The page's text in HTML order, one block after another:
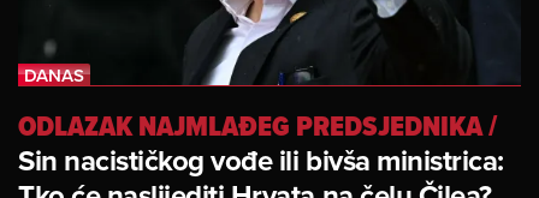
ODLAZAK NAJMLAĐEG PREDSJEDNIKA/
Sin nacističkog vođe ili bivša ministrica: